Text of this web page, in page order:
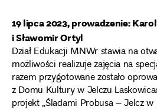
19 lipca 2023, prowadzenie:
i Sławomir Ortyl
Dział Edukacji MNWr stawia na
możliwości realizuje zajęcia na
razem przygotowane zostało
z Domu Kultury w Jelczu
projekt „Śladami Probusa – Jelcz